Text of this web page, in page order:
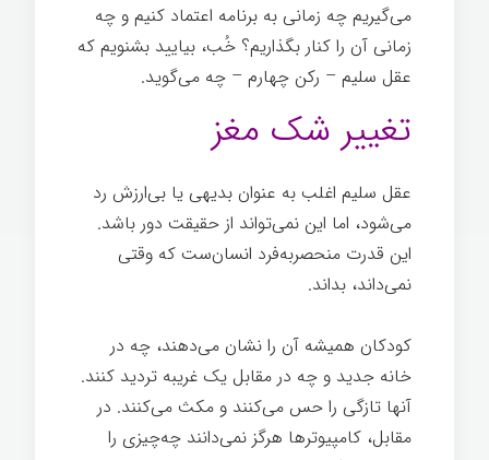
می‌گیریم چه زمانی به برنامه اعتماد کنیم و چه
زمانی آن را کنار بگذاریم؟ خُب، بیایید بشنویم که
عقل سلیم – رکن چهارم – چه می‌گوید.
تغییر شک مغز
عقل سلیم اغلب به عنوان بدیهی یا بی‌ارزش رد
می‌شود، اما این نمی‌تواند از حقیقت دور باشد.
این قدرت منحصربه‌فرد انسان‌ست که وقتی
نمی‌داند، بداند.
کودکان همیشه آن را نشان می‌دهند، چه در
خانه جدید و چه در مقابل یک غریبه تردید کنند.
آنها تازگی را حس می‌کنند و مکث می‌کنند. در
مقابل، کامپیوترها هرگز نمی‌دانند چه‌چیزی را